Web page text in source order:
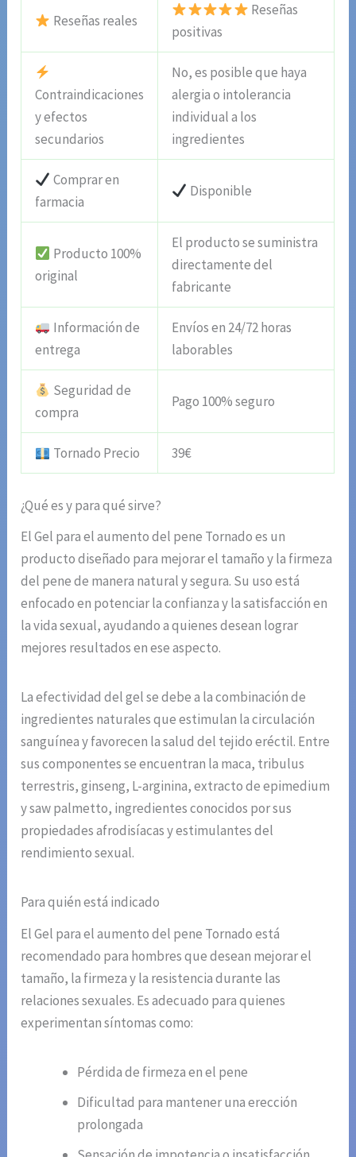
Reseñas reales
Reseñas
positivas
Contraindicaciones
y efectos
secundarios
No, es posible que haya
alergia o intolerancia
individual a los
ingredientes
Comprar en
farmacia
Disponible
Producto 100%
original
El producto se suministra
directamente del
fabricante
Información de
entrega
Envíos en 24/72 horas
laborables
Seguridad de
compra
Pago 100% seguro
Tornado Precio 39€
¿Qué es y para qué sirve?
El Gel para el aumento del pene Tornado es un
producto diseñado para mejorar el tamaño y la firmeza
del pene de manera natural y segura. Su uso está
enfocado en potenciar la confianza y la satisfacción en
la vida sexual, ayudando a quienes desean lograr
mejores resultados en ese aspecto.
La efectividad del gel se debe a la combinación de
ingredientes naturales que estimulan la circulación
sanguínea y favorecen la salud del tejido eréctil. Entre
sus componentes se encuentran la maca, tribulus
terrestris, ginseng, L-arginina, extracto de epimedium
y saw palmetto, ingredientes conocidos por sus
propiedades afrodisíacas y estimulantes del
rendimiento sexual.
Para quién está indicado
El Gel para el aumento del pene Tornado está
recomendado para hombres que desean mejorar el
tamaño, la firmeza y la resistencia durante las
relaciones sexuales. Es adecuado para quienes
experimentan síntomas como:
Pérdida de firmeza en el pene
Dificultad para mantener una erección
prolongada